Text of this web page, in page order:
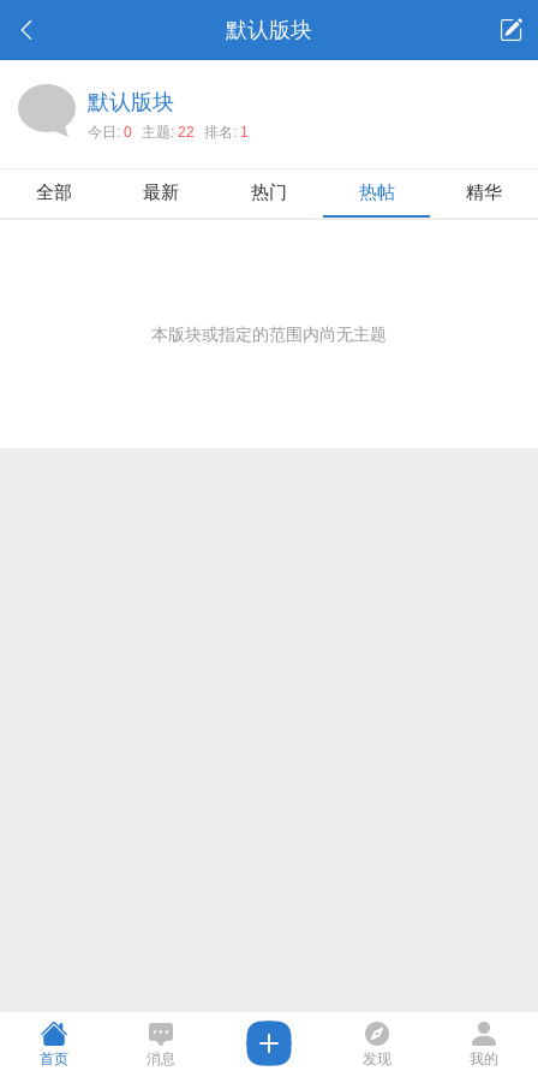
默认版块
默认版块
今日: 0 主题: 22 排名: 1
全部 最新 热门 热帖 精华
本版块或指定的范围内尚无主题
首页 消息 发现 我的